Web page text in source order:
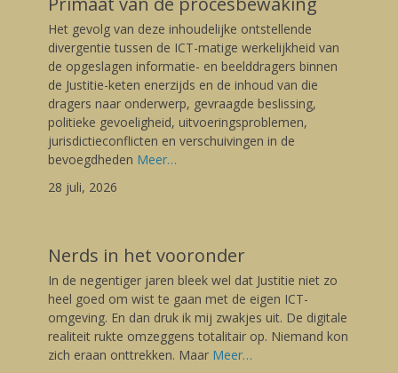
Posted
on
28/07/2026
Author
Gerard
Het gevolg van deze inhoudelijke ontstellende
divergentie tussen de ICT-matige werkelijkheid van
de opgeslagen informatie- en beelddragers binnen
de Justitie-keten enerzijds en de inhoud van die
dragers naar onderwerp, gevraagde beslissing,
politieke gevoeligheid, uitvoeringsproblemen,
jurisdictieconflicten en verschuivingen in de
bevoegdheden Meer…
28 juli, 2026
Nerds in het vooronder
Posted
on
27/07/2026
Author
Gerard
In de negentiger jaren bleek wel dat Justitie niet zo
heel goed om wist te gaan met de eigen ICT-
omgeving. En dan druk ik mij zwakjes uit. De digitale
realiteit rukte omzeggens totalitair op. Niemand kon
zich eraan onttrekken. Maar Meer…